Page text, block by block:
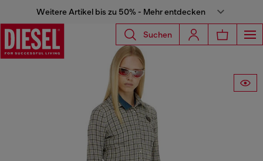
Weitere Artikel bis zu 50% - Mehr entdecken
Suchen